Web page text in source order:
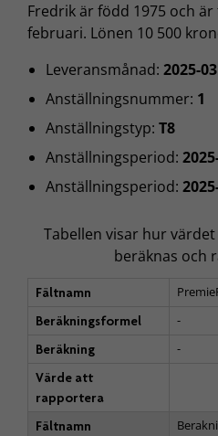
Fredrik är född 1975 och
februari. Lönen 10 500
Leveransmånad: 2025-03
Anställningsnummer: 1
Anställningstyp: T8
Anställningsperiod:
Anställningsperiod:
Tabellen visar hur
beräknas och
Fältnamn
Beräkningsformel
-
Beräkning
-
Värde att
rapportera
Fältnamn